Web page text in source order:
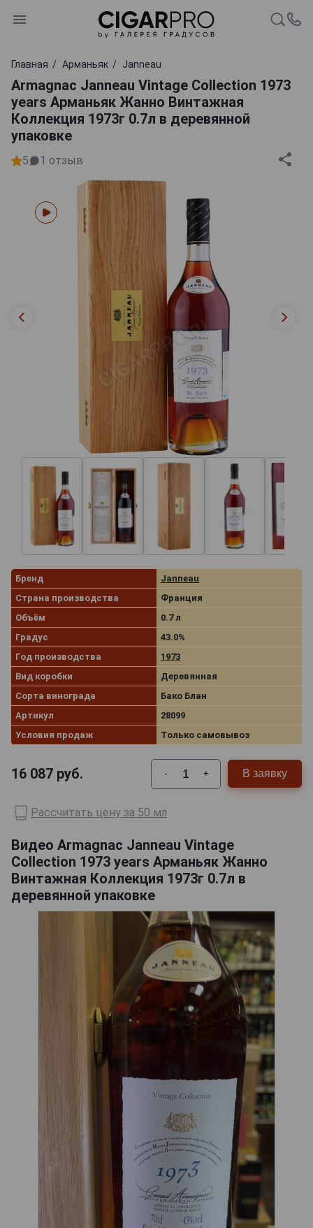
Главная Арманьяк Janneau
Armagnac Janneau Vintage Collection 1973
years Арманьяк Жанно Винтажная
Коллекция 1973г 0.7л в деревянной
упаковке
5 1 отзыв
Бренд
Janneau
Страна производства
Франция
Объём
0.7 л
Градус
43.0%
Год производства
1973
Вид коробки
Деревянная
Сорта винограда
Бако Блан
Артикул
28099
Условия продаж
Только самовывоз
16 087 руб. - + В заявку
Рассчитать цену за 50 мл
Видео Armagnac Janneau Vintage
Collection 1973 years Арманьяк Жанно
Винтажная Коллекция 1973г 0.7л в
деревянной упаковке